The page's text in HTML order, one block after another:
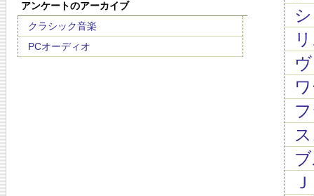
アンケートのアーカイブ
クラシック音楽
PCオーディオ